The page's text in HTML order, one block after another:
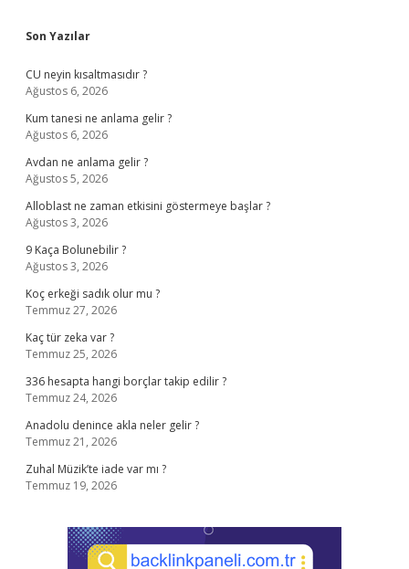
Sidebar
Son Yazılar
CU neyin kısaltmasıdır ?
Ağustos 6, 2026
Kum tanesi ne anlama gelir ?
Ağustos 6, 2026
Avdan ne anlama gelir ?
Ağustos 5, 2026
Alloblast ne zaman etkisini göstermeye başlar ?
Ağustos 3, 2026
9 Kaça Bolunebilir ?
Ağustos 3, 2026
Koç erkeği sadık olur mu ?
Temmuz 27, 2026
Kaç tür zeka var ?
Temmuz 25, 2026
336 hesapta hangi borçlar takip edilir ?
Temmuz 24, 2026
Anadolu denince akla neler gelir ?
Temmuz 21, 2026
Zuhal Müzik’te iade var mı ?
Temmuz 19, 2026